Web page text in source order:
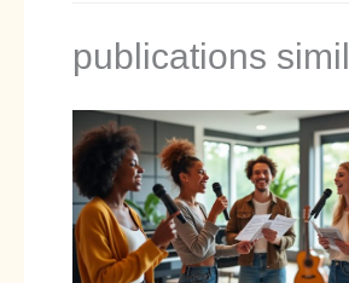
publications